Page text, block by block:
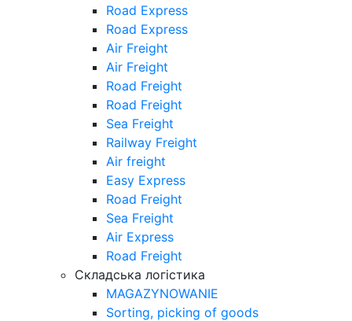
Road Express
Road Express
Air Freight
Air Freight
Road Freight
Road Freight
Sea Freight
Railway Freight
Air freight
Easy Express
Road Freight
Sea Freight
Air Express
Road Freight
Складська логістика
MAGAZYNOWANIE
Sorting, picking of goods